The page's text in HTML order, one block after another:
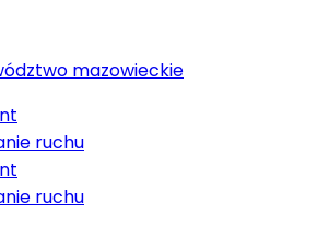
mazowieckie
ruchu
ruchu